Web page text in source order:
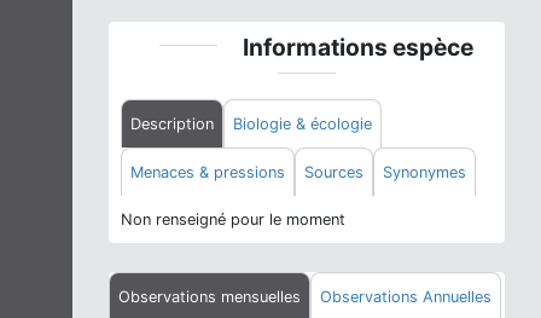
Informations espèce
Description Biologie & écologie
Menaces & pressions Sources Synonymes
Non renseigné pour le moment
Observations mensuelles Observations Annuelles